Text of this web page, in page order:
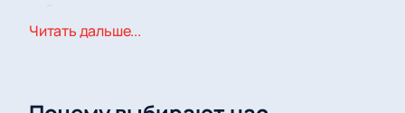
собирает полные залы по всей стране и за её
Читать дальше...